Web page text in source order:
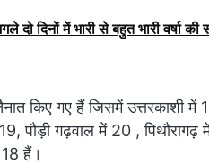
दिनों में भारी से बहुत भारी वर्षा
किए गए हैं जिसमें उत्तरकाशी में
पौड़ी गढ़वाल में 20 ,
हैं।